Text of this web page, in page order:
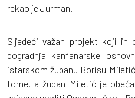
rekao je Jurman.
Sljedeći važan projekt koji ih
dogradnja kanfanarske
istarskom županu Borisu
tome, a župan Miletić je